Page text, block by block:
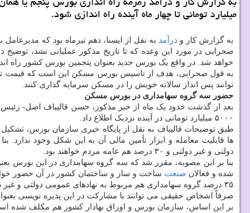
میلیارد تومانی تا چهار ماه آینده راه اندازی شود.
به گزارش کار و درآمد به نقل از ایسنا، دهم تیرماه بود که مدیرعامل
صحرایی در مورد این وعده که تا تاریخ مذکور عملیاتی نشد، توضیح داده بود که طبق اصل ۳۱ قانون اساسی
خواهد شد. در واقع یک بورس جدید بعنوان پنجمین بورس کشور راه
به قول صحرایی، هدف از تاسیس بورس مسکن این است که قیمت
توانند پس انداز سالانه خویش را در مسکن سرمایه گذاری کنند.
حضور سه گروه سهامداری در بورس مسکن
بعد از گذشت حدود یک ماه از خبر مذکور، حسن قالیباف اصل- رئیس
۵۰۰۰ میلیارد تومانی در آینده نزدیک اطلاع داد.
طبق توضیحات قالیباف به نقل از پایگاه خبری سازمان بورس،
دولتی و غیر دولتی و ۳۰ درصد هم عامه مردم خواهند بود.
شده و فعالان صنعت ساخت و ساز و ساختمان کشور در آن حضور
صرفاً اشخاص حقیقی می توانند با مشارکت در این پذیره نویسی
بر این اساس، سازمان بورس و اوراق بهادار کشور هم مکلف شده